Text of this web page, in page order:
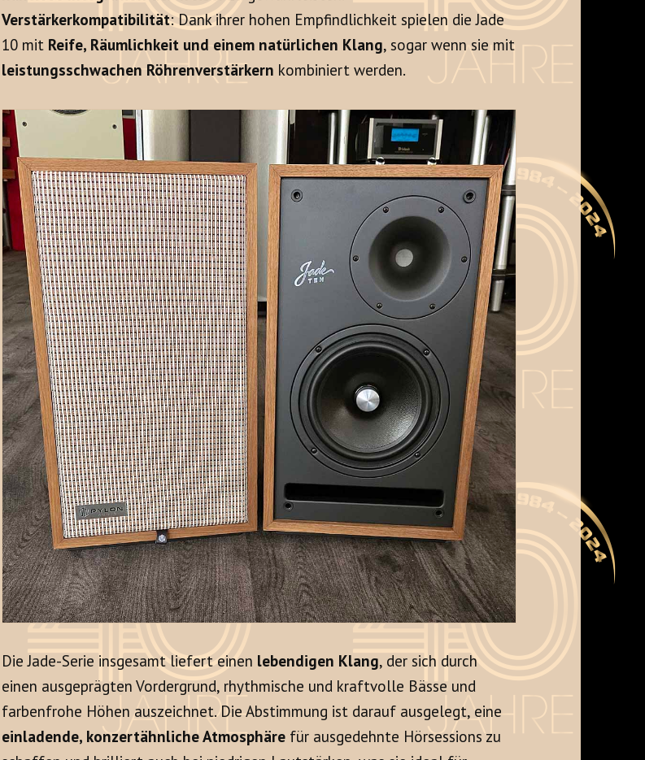
Verstärkerkompatibilität: Dank ihrer hohen Empfindlichkeit spielen die Jade
10 mit Reife, Räumlichkeit und einem natürlichen Klang, sogar wenn sie mit
leistungsschwachen Röhrenverstärkern kombiniert werden.
Die Jade-Serie insgesamt liefert einen lebendigen Klang, der sich durch
einen ausgeprägten Vordergrund, rhythmische und kraftvolle Bässe und
farbenfrohe Höhen auszeichnet. Die Abstimmung ist darauf ausgelegt, eine
einladende, konzertähnliche Atmosphäre für ausgedehnte Hörsessions zu